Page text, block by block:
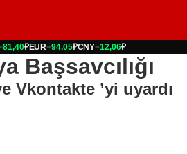
81,40₽EUR=94,05₽CNY=12,06₽
Başsavcılığı
Vkontakte ’yi uyardı